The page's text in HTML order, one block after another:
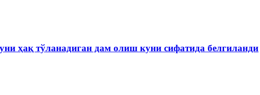
ҳақ тўланадиган дам олиш куни сифатида белгиланди